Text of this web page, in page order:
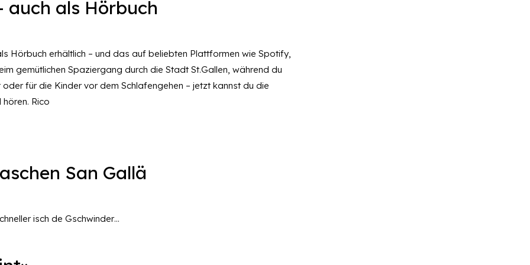
auch als Hörbuch
Hörbuch erhältlich – und das auf beliebten Plattformen wie Spotify,
gemütlichen Spaziergang durch die Stadt St.Gallen, während du
für die Kinder vor dem Schlafengehen – jetzt kannst du die
Rico
San Gallä
isch de Gschwinder…